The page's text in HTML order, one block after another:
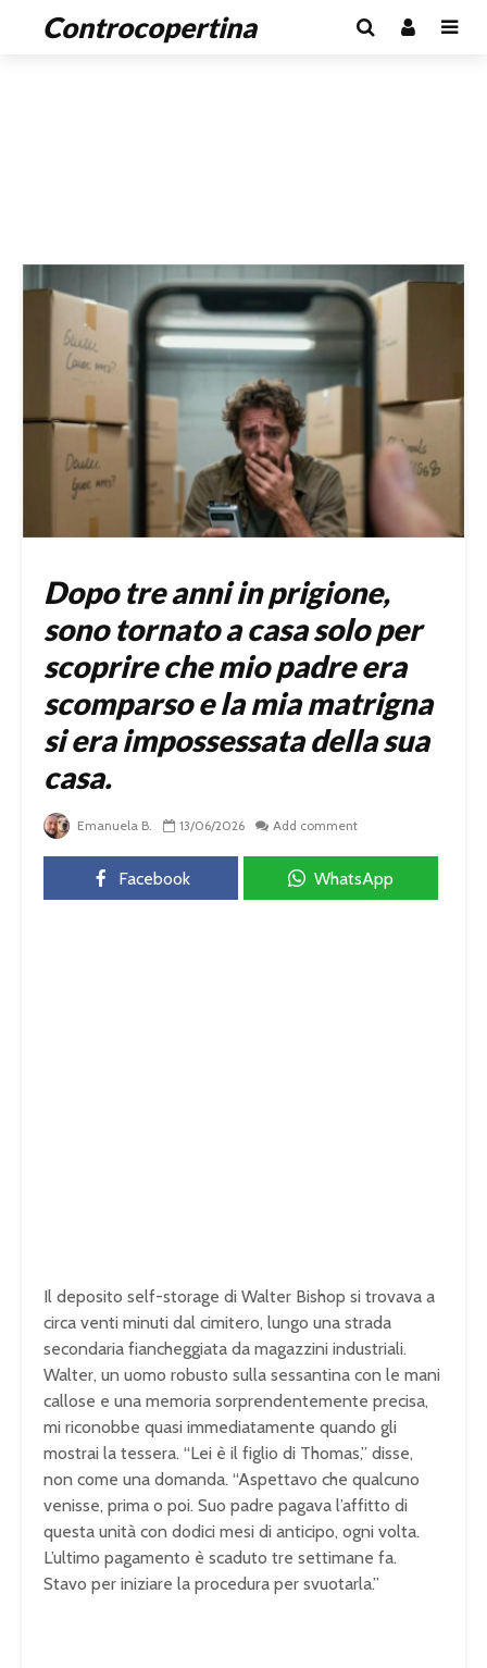
Controcopertina
Dopo tre anni in prigione,
sono tornato a casa solo per
scoprire che mio padre era
scomparso e la mia matrigna
si era impossessata della sua
casa.
Emanuela B. 13/06/2026 Add comment
Facebook WhatsApp
Il deposito self-storage di Walter Bishop si trovava a
circa venti minuti dal cimitero, lungo una strada
secondaria fiancheggiata da magazzini industriali.
Walter, un uomo robusto sulla sessantina con le mani
callose e una memoria sorprendentemente precisa,
mi riconobbe quasi immediatamente quando gli
mostrai la tessera. “Lei è il figlio di Thomas,” disse,
non come una domanda. “Aspettavo che qualcuno
venisse, prima o poi. Suo padre pagava l’affitto di
questa unità con dodici mesi di anticipo, ogni volta.
L’ultimo pagamento è scaduto tre settimane fa.
Stavo per iniziare la procedura per svuotarla.”